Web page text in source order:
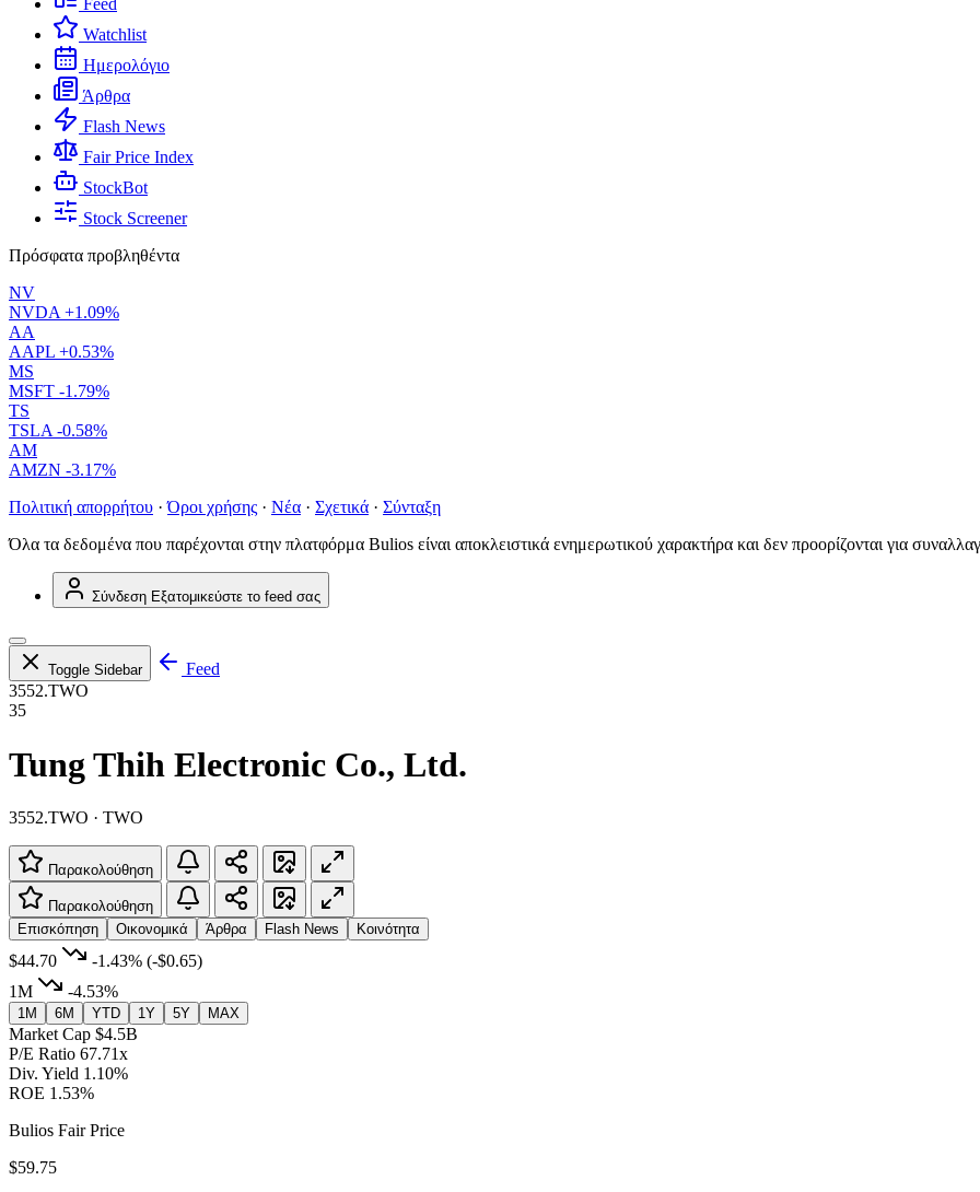
Feed
Watchlist
Ημερολόγιο
Άρθρα
Flash News
Fair Price Index
StockBot
Stock Screener
Πρόσφατα προβληθέντα
NV
NVDA +1.09%
AA
AAPL +0.53%
MS
MSFT -1.79%
TS
TSLA -0.58%
AM
AMZN -3.17%
Πολιτική απορρήτου · Όροι χρήσης · Νέα · Σχετικά · Σύνταξη
Όλα τα δεδομένα που παρέχονται στην πλατφόρμα Bulios είναι αποκλειστικά ενημερωτικού χαρακτήρα και δεν προορίζονται για
Σύνδεση Εξατομικεύστε το feed σας
Toggle Sidebar
Feed
3552.TWO
35
Tung Thih Electronic Co., Ltd.
3552.TWO · TWO
Παρακολούθηση
Παρακολούθηση
Επισκόπηση
Οικονομικά Άρθρα Flash News Κοινότητα
$44.70 -1.43% (-$0.65)
1M
-4.53%
1M 6M YTD 1Y 5Y MAX
Market Cap $4.5B
P/E Ratio 67.71x
Div. Yield 1.10%
ROE 1.53%
Bulios Fair Price
$59.75